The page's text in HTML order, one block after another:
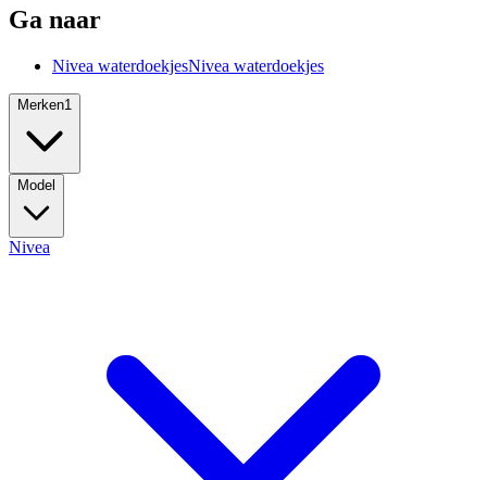
Ga naar
Nivea waterdoekjesNivea waterdoekjes
Merken1
Model
Nivea